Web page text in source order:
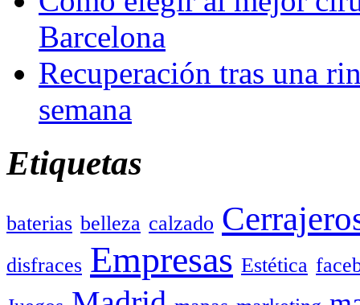
Barcelona
Recuperación tras una
semana
Etiquetas
baterias belleza calzado
disfraces Empresas Estética